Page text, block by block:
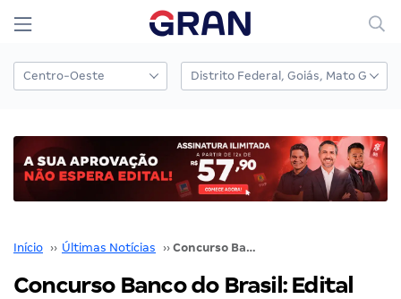
Início ›› Últimas Notícias ›› Concurso Banco do Brasil: Edital até junho! Confira
Concurso Banco do Brasil: Edital